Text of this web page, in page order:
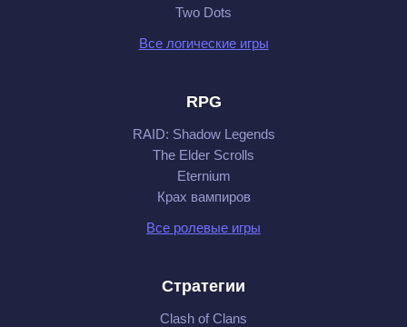
Two Dots
Все логические игры
RPG
RAID: Shadow Legends
The Elder Scrolls
Eternium
Крах вампиров
Все ролевые игры
Стратегии
Clash of Clans